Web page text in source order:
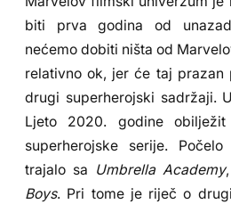
biti prva godina od
nećemo dobiti ništa od
relativno ok, jer će taj prazan
drugi superherojski sadržaji.
Ljeto 2020. godine
superherojske serije.
trajalo sa Umbrella Academy
Boys. Pri tome je riječ o